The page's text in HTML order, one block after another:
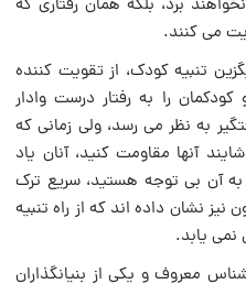
برد، بلکه همان رفتاری که
می کنند.
تنبیه کودک، از تقویت‏ کننده
را به رفتار درست وادار
به نظر می رسد، ولى زمانی که
آنها مقاومت کنید، آنان یاد
به آن بی توجه هستید، سریع ترک
نشان داد‏ه اند که از راه تنبیه
یابد.
معروف و یکی از بنیانگذاران